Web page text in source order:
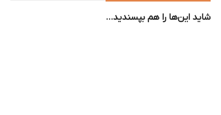
شاید این‌ها را هم بپسندید…